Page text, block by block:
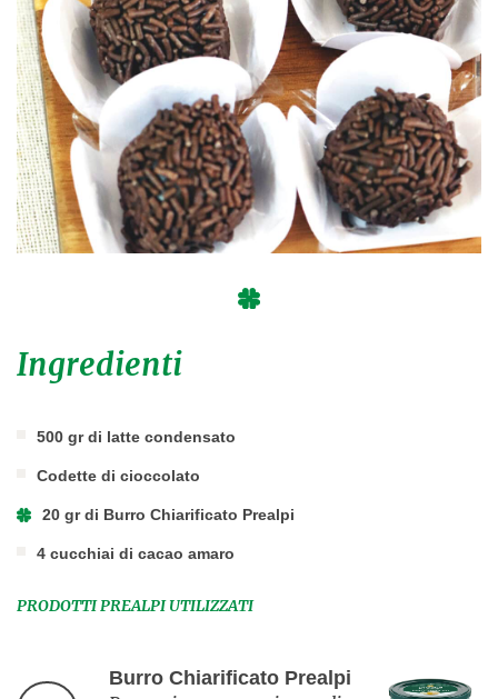
Ingredienti
500 gr di latte condensato
Codette di cioccolato
20 gr di Burro Chiarificato Prealpi
4 cucchiai di cacao amaro
PRODOTTI PREALPI UTILIZZATI
Burro Chiarificato Prealpi